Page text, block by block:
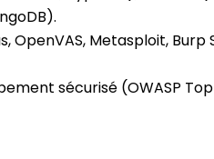
OpenVAS, Metasploit,
sécurisé (OWASP